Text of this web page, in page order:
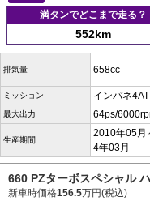
満タンでどこまで走る？
552km
排気量 658cc
ミッション インパネ4AT
最大出力 64ps/
生産期間
2010年05月
4年03月
660 PZターボスペシャル
新車時価格156.5万円(税込)